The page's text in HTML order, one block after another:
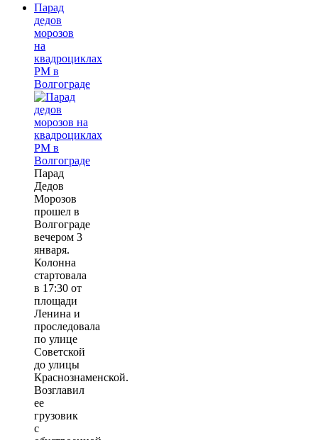
Парад
дедов
морозов
на
квадроциклах
РМ в
Волгограде
Парад
Дедов
Морозов
прошел в
Волгограде
вечером 3
января.
Колонна
стартовала
в 17:30 от
площади
Ленина и
проследовала
по улице
Советской
до улицы
Краснознаменской.
Возглавил
ее
грузовик
с